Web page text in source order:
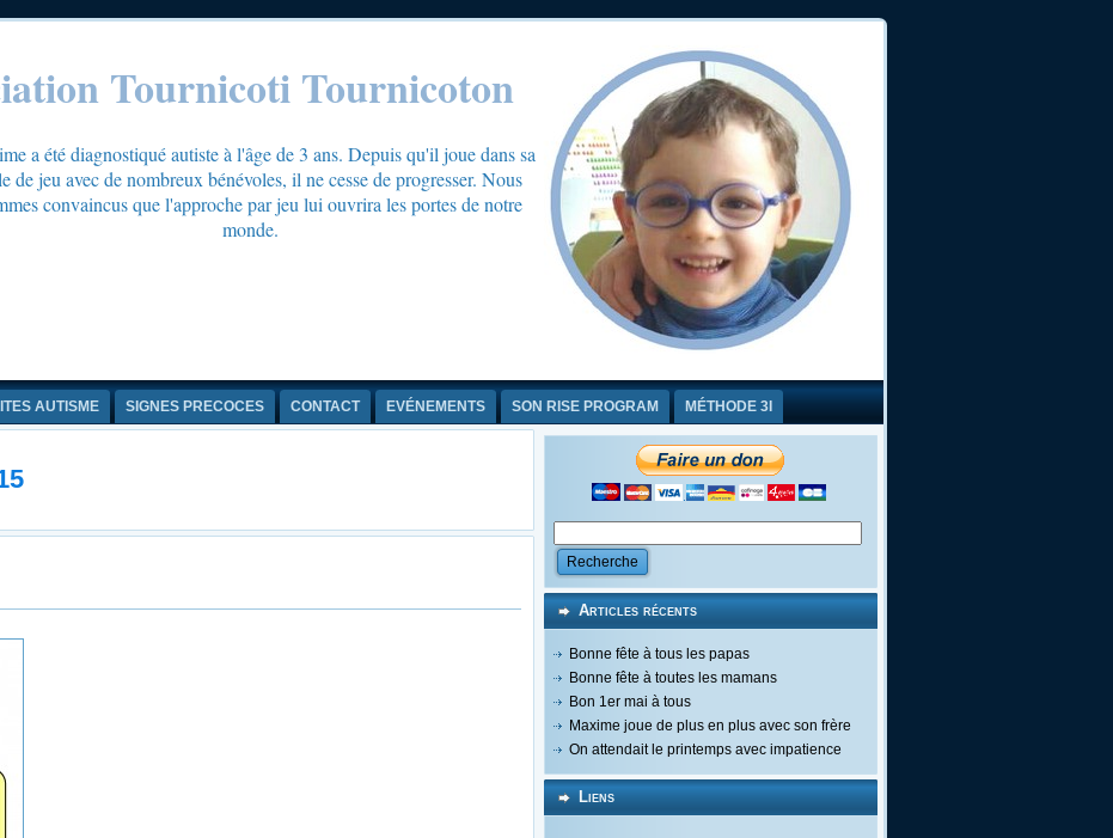
Tournicoti Tournicoton
a été diagnostiqué autiste à l'âge de 3 ans. Depuis qu'il joue dans sa
de jeu avec de nombreux bénévoles, il ne cesse de progresser. Nous
convaincus que l'approche par jeu lui ouvrira les portes de notre
monde.
AUTISME SIGNES PRECOCES CONTACT EVÉNEMENTS SON RISE PROGRAM MÉTHODE 3I
Articles récents
Bonne fête à tous les papas
Bonne fête à toutes les mamans
Bon 1er mai à tous
Maxime joue de plus en plus avec son frère
On attendait le printemps avec impatience
Liens